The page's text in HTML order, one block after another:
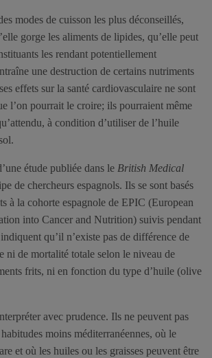
modes de cuisson les plus déconseillés,
gorge les aliments de lipides, qu’elle peut
les rendant potentiellement
une destruction de certains nutriments
effets sur la santé cardiovasculaire ne sont
l’on pourrait le croire; ils pourraient même
à condition d’utiliser de l’huile
étude publiée dans le British Medical
de chercheurs espagnols. Ils se sont basés
à la cohorte espagnole de EPIC (European
into Cancer and Nutrition) suivis pendant
qu’il n’existe pas de différence de
ni de mortalité totale selon le niveau de
frits, ni en fonction du type d’huile (olive
avec prudence. Ils ne peuvent pas
moins méditerranéennes, où le
et où les huiles ou les graisses peuvent être